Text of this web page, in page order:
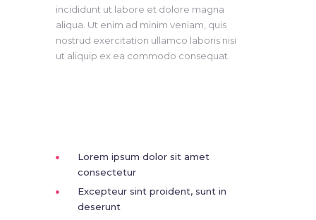
incididunt ut labore et dolore magna
aliqua. Ut enim ad minim veniam, quis
nostrud exercitation ullamco laboris nisi
ut aliquip ex ea commodo consequat.
Lorem ipsum dolor sit amet
consectetur
Excepteur sint proident, sunt in
deserunt